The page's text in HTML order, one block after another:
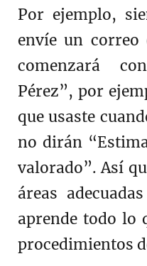
Por ejemplo,
envíe un correo
comenzará
Pérez”, por
que usaste
no dirán
valorado”. Así
áreas
aprende todo lo
procedimientos